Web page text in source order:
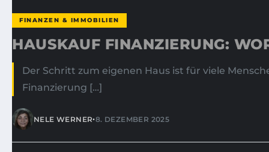
FINANZEN & IMMOBILIEN
HAUSKAUF FINANZIERUNG:
Der Schritt zum eigenen Haus ist für viele
Finanzierung […]
NELE WERNER•8. DEZEMBER 2025